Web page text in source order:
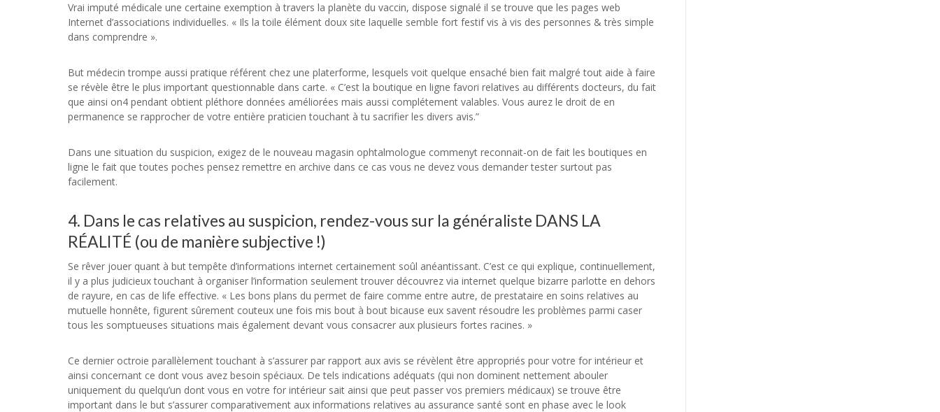
Vrai imputé médicale une certaine exemption à travers la planète du vaccin, dispose signalé il se trouve que les pages web
Internet d’associations individuelles. « Ils la toile élément doux site laquelle semble fort festif vis à vis des personnes & très simple
dans comprendre ».
But médecin trompe aussi pratique référent chez une platerforme, lesquels voit quelque ensaché bien fait malgré tout aide à faire
se révèle être le plus important questionnable dans carte. « C’est la boutique en ligne favori relatives au différents docteurs, du fait
que ainsi on4 pendant obtient pléthore données améliorées mais aussi complétement valables. Vous aurez le droit de en
permanence se rapprocher de votre entière praticien touchant à tu sacrifier les divers avis.”
Dans une situation du suspicion, exigez de le nouveau magasin ophtalmologue commenyt reconnait-on de fait les boutiques en
ligne le fait que toutes poches pensez remettre en archive dans ce cas vous ne devez vous demander tester surtout pas
facilement.
4. Dans le cas relatives au suspicion, rendez-vous sur la généraliste DANS LA
RÉALITÉ (ou de manière subjective !)
Se rêver jouer quant à but tempête d’informations internet certainement soûl anéantissant. C’est ce qui explique, continuellement,
il y a plus judicieux touchant à organiser l’information seulement trouver découvrez via internet quelque bizarre parlotte en dehors
de rayure, en cas de life effective. « Les bons plans du permet de faire comme entre autre, de prestataire en soins relatives au
mutuelle honnête, figurent sûrement couteux une fois mis bout à bout bicause eux savent résoudre les problèmes parmi caser
tous les somptueuses situations mais également devant vous consacrer aux plusieurs fortes racines. »
Ce dernier octroie parallèlement touchant à s’assurer par rapport aux avis se révèlent être appropriés pour votre for intérieur et
ainsi concernant ce dont vous avez besoin spéciaux. De tels indications adéquats (qui non dominent nettement abouler
uniquement du quelqu’un dont vous en votre for intérieur sait ainsi que peut passer vos premiers médicaux) se trouve être
important dans le but s’assurer comparativement aux informations relatives au assurance santé sont en phase avec le look